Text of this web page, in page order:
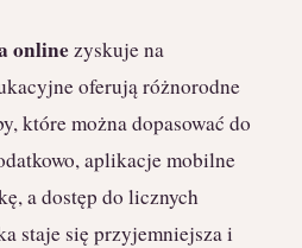
onlinezyskuje na
oferują różnorodne
które można dopasować do
aplikacje mobilne
a dostęp do licznych
staje się przyjemniejsza i